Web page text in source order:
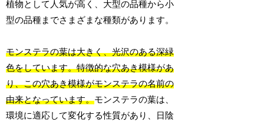
植物として人気が高く、大型の品種から小
型の品種までさまざまな種類があります。
モンステラの葉は大きく、光沢のある深緑
色をしています。特徴的な穴あき模様があ
り、この穴あき模様がモンステラの名前の
由来となっています。モンステラの葉は、
環境に適応して変化する性質があり、日陰